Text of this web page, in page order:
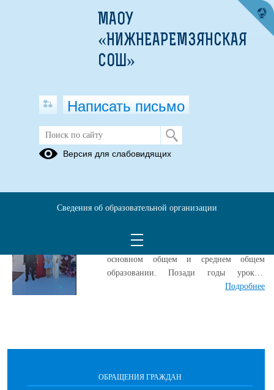
Публикации за 27.06.2026
выпускники 9-х и 11-х классов наших
школ получили свои аттестаты об
основном общем и среднем общем
образовании. Позади годы уроков,
контрольных, дружеских перемен и
Пусть ваш путь будет ярким, смелым и
Подробнее
ОБРАЩЕНИЯ ГРАЖДАН
МАОУ
«НИЖНЕАРЕМЗЯНСКАЯ
СОШ»
Написать письмо
Версия для слабовидящих
Сведения об образовательной организации